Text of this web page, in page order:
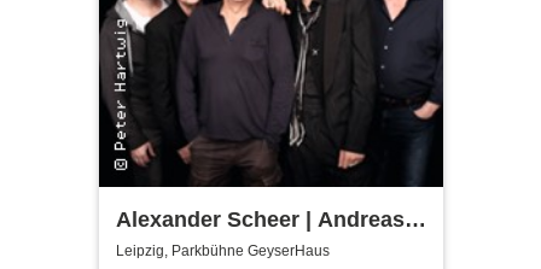
Alexander Scheer | Andreas
Dresen & Band spielen (nicht
Leipzig, Parkbühne GeyserHaus